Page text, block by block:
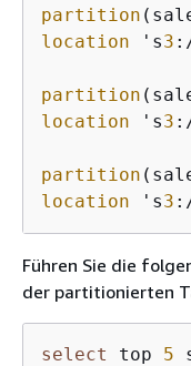
partition
location 's3
partition
location 's3
partition
location 's3
Führen Sie die
der partitionierten
select top 5